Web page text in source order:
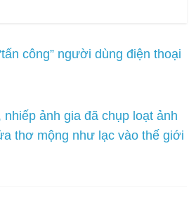
công” người dùng điện thoại
nhiếp ảnh gia đã chụp loạt ảnh
thơ mộng như lạc vào thế giới